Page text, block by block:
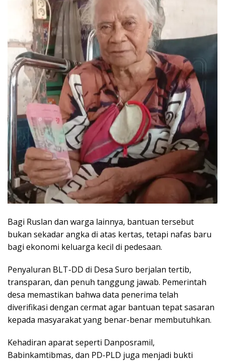
Bagi Ruslan dan warga lainnya, bantuan tersebut
bukan sekadar angka di atas kertas, tetapi nafas baru
bagi ekonomi keluarga kecil di pedesaan.
Penyaluran BLT-DD di Desa Suro berjalan tertib,
transparan, dan penuh tanggung jawab. Pemerintah
desa memastikan bahwa data penerima telah
diverifikasi dengan cermat agar bantuan tepat sasaran
kepada masyarakat yang benar-benar membutuhkan.
Kehadiran aparat seperti Danposramil,
Babinkamtibmas, dan PD-PLD juga menjadi bukti